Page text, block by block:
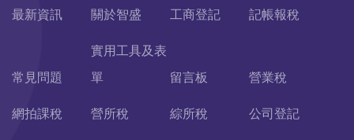
最新資訊 關於智盛 工商登記 記帳報稅
常見問題
實用工具及表
單
留言板 營業稅
網拍課稅 營所稅 綜所稅 公司登記